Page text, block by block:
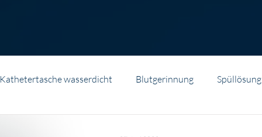
Kathetertasche wasserdicht Blutgerinnung Spüllösung